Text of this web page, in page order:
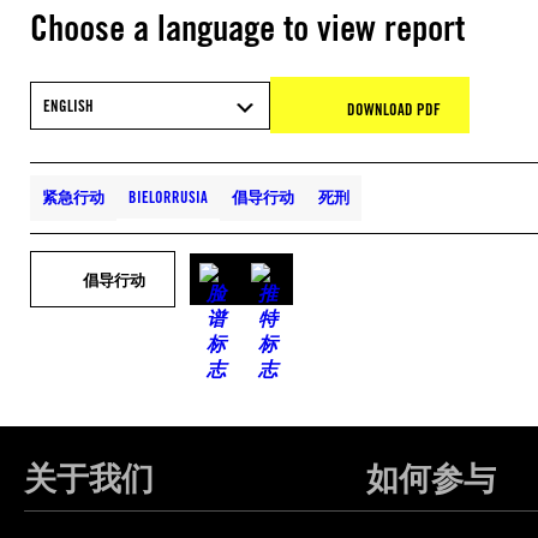
Choose a language to view report
ENGLISH DOWNLOAD PDF
紧急行动 BIELORRUSIA 倡导行动 死刑
倡导行动
关于我们 如何参与